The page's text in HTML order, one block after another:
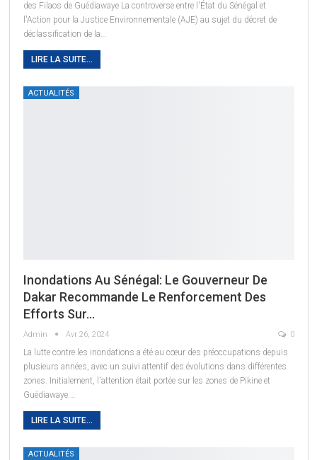
des Filaos de Guédiawaye La controverse entre l'État du Sénégal et
l'Action pour la Justice Environnementale (AJE) au sujet du décret de
déclassification de la…
LIRE LA SUITE...
ACTUALITÉS
Inondations Au Sénégal: Le Gouverneur De
Dakar Recommande Le Renforcement Des
Efforts Sur…
Admin Avr 26, 2024 0
La lutte contre les inondations a été au cœur des préoccupations depuis
plusieurs années, avec un suivi attentif des évolutions dans différentes
zones. Initialement, l'attention était portée sur les zones de Pikine et
Guédiawaye.…
LIRE LA SUITE...
ACTUALITÉS